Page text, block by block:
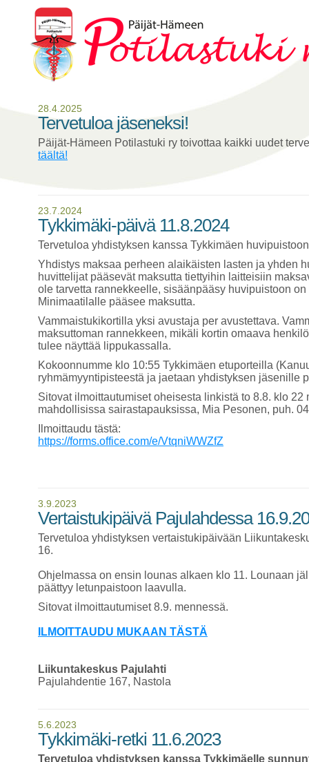
28.4.2025
Tervetuloa jäseneksi!
Päijät-Hämeen Potilastuki ry toivottaa kaikki uudet
täältä!
23.7.2024
Tykkimäki-päivä 11.8.2024
Tervetuloa yhdistyksen kanssa Tykkimäen
Yhdistys maksaa perheen alaikäisten lasten ja yhden
huvittelijat pääsevät maksutta tiettyihin laitteisiin
ole tarvetta rannekkeelle, sisäänpääsy huvipuistoon
Minimaatilalle pääsee maksutta.
Vammaistukikortilla yksi avustaja per avustettava.
maksuttoman rannekkeen, mikäli kortin omaava
tulee näyttää lippukassalla.
Kokoonnumme klo 10:55 Tykkimäen etuporteilla
ryhmämyyntipisteestä ja jaetaan yhdistyksen jäsenille
Sitovat ilmoittautumiset oheisesta linkistä to 8.8. klo
mahdollisissa sairastapauksissa, Mia Pesonen, puh.
Ilmoittaudu tästä:
https://forms.office.com/e/VtqniWWZfZ
3.9.2023
Vertaistukipäivä Pajulahdessa
Tervetuloa yhdistyksen vertaistukipäivään
16.
Ohjelmassa on ensin lounas alkaen klo 11. Lounaan
päättyy letunpaistoon laavulla.
Sitovat ilmoittautumiset 8.9. mennessä.
ILMOITTAUDU MUKAAN TÄSTÄ
Liikuntakeskus Pajulahti
Pajulahdentie 167, Nastola
5.6.2023
Tykkimäki-retki 11.6.2023
Tervetuloa yhdistyksen kanssa Tykkimäelle